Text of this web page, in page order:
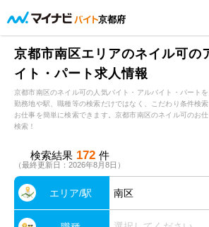
京都府
京都市南区エリアのネイル可の
イト・パート求人情報
京都市南区のネイル可の人気バイト・アルバイト・パートを
勤務地や駅、職種等の検索だけではなく、こだわり条件検
お仕事を簡単に検索できます。京都市南区のネイル可のお
検索！
検索結果 172 件
（最終更新日：2026年8月8日）
エリア/駅 南区